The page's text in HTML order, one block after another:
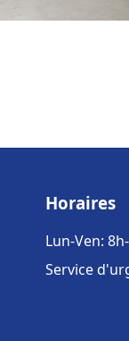
Horaires
Lun-Ven:
Service